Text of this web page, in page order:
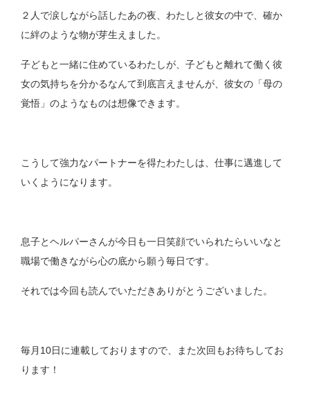
２人で涙しながら話したあの夜、わたしと彼女の中で、確か
に絆のような物が芽生えました。
子どもと一緒に住めているわたしが、子どもと離れて働く彼
女の気持ちを分かるなんて到底言えませんが、彼女の「母の
覚悟」のようなものは想像できます。
こうして強力なパートナーを得たわたしは、仕事に邁進して
いくようになります。
息子とヘルパーさんが今日も一日笑顔でいられたらいいなと
職場で働きながら心の底から願う毎日です。
それでは今回も読んでいただきありがとうございました。
毎月10日に連載しておりますので、また次回もお待ちしてお
ります！